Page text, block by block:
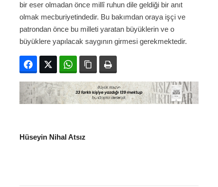
bir eser olmadan önce millî ruhun dile geldiği bir anıt
olmak mecburiyetindedir. Bu bakımdan oraya işçi ve
patrondan önce bu milleti yaratan büyüklerin ve o
büyüklere yapılacak saygının girmesi gerekmektedir.
FacebookTwitter WhatsAppBağlanıyı kopyala
Hüseyin Nihal Atsız